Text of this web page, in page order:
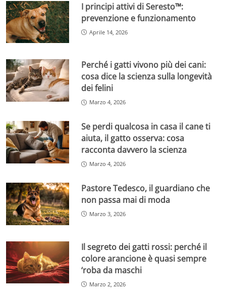
I principi attivi di Seresto™:
prevenzione e funzionamento
Aprile 14, 2026
Perché i gatti vivono più dei cani:
cosa dice la scienza sulla longevità
dei felini
Marzo 4, 2026
Se perdi qualcosa in casa il cane ti
aiuta, il gatto osserva: cosa
racconta davvero la scienza
Marzo 4, 2026
Pastore Tedesco, il guardiano che
non passa mai di moda
Marzo 3, 2026
Il segreto dei gatti rossi: perché il
colore arancione è quasi sempre
‘roba da maschi
Marzo 2, 2026